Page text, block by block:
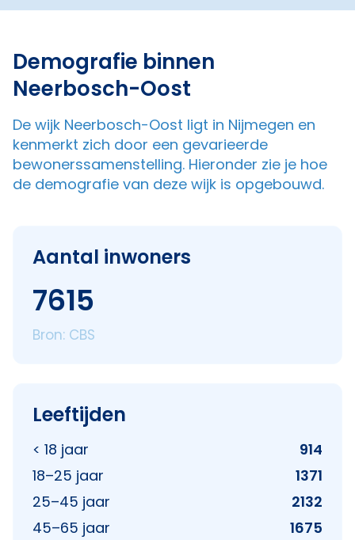
Demografie binnen
Neerbosch-Oost
De wijk Neerbosch-Oost ligt in Nijmegen en
kenmerkt zich door een gevarieerde
bewonerssamenstelling. Hieronder zie je hoe
de demografie van deze wijk is opgebouwd.
Aantal inwoners
7615
Bron: CBS
Leeftijden
< 18 jaar
914
18–25 jaar
1371
25–45 jaar
2132
45–65 jaar
1675